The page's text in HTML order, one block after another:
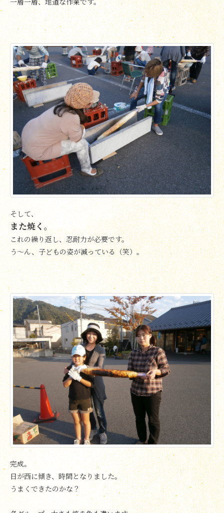
そして、
また焼く。
これの繰り返し、忍耐力が必要です。
う～ん、子どもの姿が減っている（笑）。
完成。
日が西に傾き、時間となりました。
うまくできたのかな？